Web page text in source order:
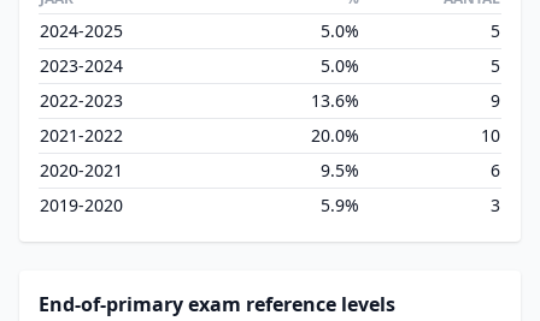
2024-2025 5.0%
5
2023-2024
5.0%
5
2022-2023
13.6%
9
2021-2022
20.0%
10
2020-2021
9.5%
6
2019-2020
5.9% 3
End-of-primary exam reference levels